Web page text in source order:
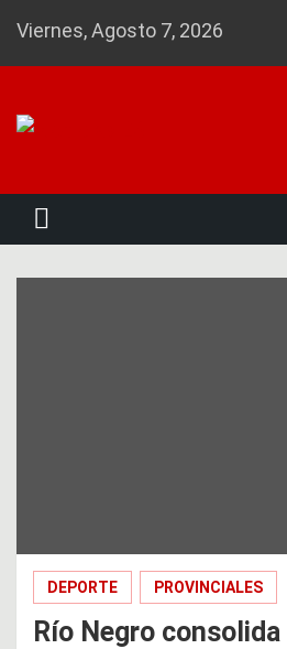
Viernes, Agosto 7, 2026
DEPORTE PROVINCIALES
Río Negro